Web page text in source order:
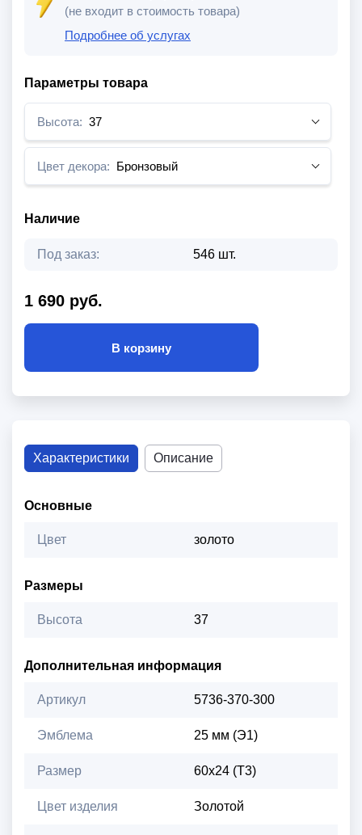
(не входит в стоимость товара)
Подробнее об услугах
Параметры товара
Высота: 37
Цвет декора: Бронзовый
Наличие
Под заказ: 546 шт.
1 690 руб.
В корзину
Характеристики Описание
Основные
Цвет золото
Размеры
Высота 37
Дополнительная информация
Артикул 5736-370-300
Эмблема 25 мм (Э1)
Размер 60х24 (Т3)
Цвет изделия Золотой